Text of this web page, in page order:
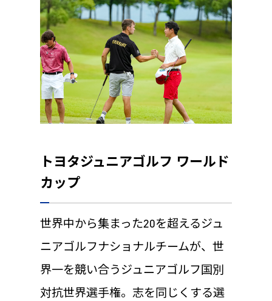
トヨタジュニアゴルフ ワールド
カップ
世界中から集まった20を超えるジュ
ニアゴルフナショナルチームが、世
界一を競い合うジュニアゴルフ国別
対抗世界選手権。志を同じくする選